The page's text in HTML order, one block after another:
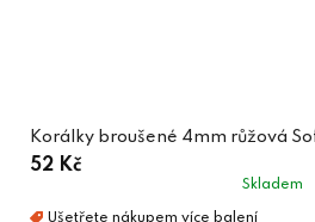
Korálky broušené 4mm růžová
52 Kč
Skladem